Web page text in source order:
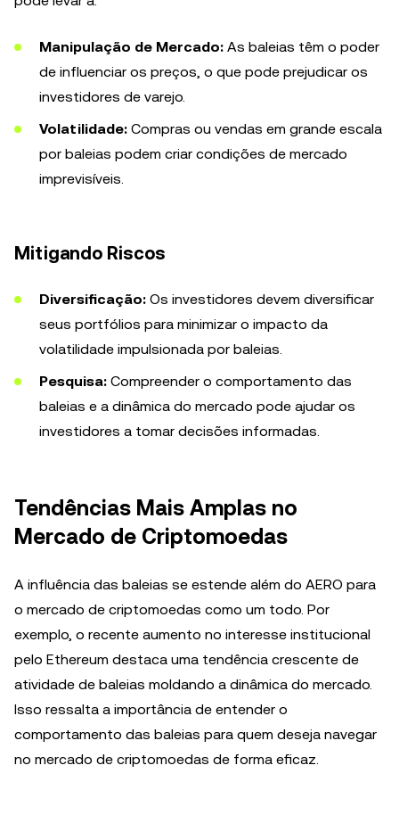
Manipulação de Mercado: As baleias têm o poder
de influenciar os preços, o que pode prejudicar os
investidores de varejo.
Volatilidade: Compras ou vendas em grande escala
por baleias podem criar condições de mercado
imprevisíveis.
Mitigando Riscos
Diversificação: Os investidores devem diversificar
seus portfólios para minimizar o impacto da
volatilidade impulsionada por baleias.
Pesquisa: Compreender o comportamento das
baleias e a dinâmica do mercado pode ajudar os
investidores a tomar decisões informadas.
Tendências Mais Amplas no
Mercado de Criptomoedas
A influência das baleias se estende além do AERO para
o mercado de criptomoedas como um todo. Por
exemplo, o recente aumento no interesse institucional
pelo Ethereum destaca uma tendência crescente de
atividade de baleias moldando a dinâmica do mercado.
Isso ressalta a importância de entender o
comportamento das baleias para quem deseja navegar
no mercado de criptomoedas de forma eficaz.